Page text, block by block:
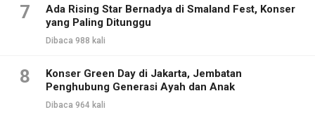
7
Ada Rising Star Bernadya di Smaland Fest, Konser
yang Paling Ditunggu
Dibaca 988 kali
8
Konser Green Day di Jakarta, Jembatan
Penghubung Generasi Ayah dan Anak
Dibaca 964 kali